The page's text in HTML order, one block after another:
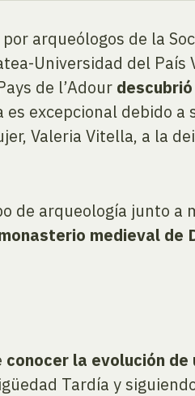
arqueólogos de la
Universidad del País
de l’Adour
es excepcional debido a
Valeria Vitella, a la
de arqueología junto a
medieval de
conocer la evolución de
Tardía y